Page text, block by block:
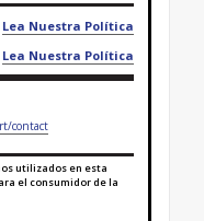
Lea Nuestra Política
Lea Nuestra Política
contact
utilizados en esta
el consumidor de la